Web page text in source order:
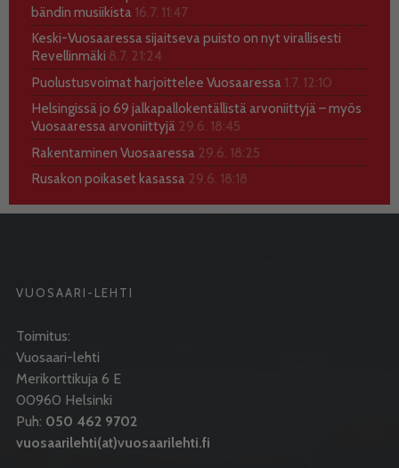
bändin musiikista 16.7. 11:47
Keski-Vuosaaressa sijaitseva puisto on nyt virallisesti
Revellinmäki 8.7. 21:24
Puolustusvoimat harjoittelee Vuosaaressa 1.7. 12:10
Helsingissä jo 69 jalkapallokentällistä arvoniittyjä – myös
Vuosaaressa arvoniittyjä 29.6. 18:45
Rakentaminen Vuosaaressa 29.6. 18:25
Rusakon poikaset kasassa 29.6. 18:18
VUOSAARI-LEHTI
Toimitus:
Vuosaari-lehti
Merikorttikuja 6 E
00960 Helsinki
Puh: 050 462 9702
vuosaarilehti(at)vuosaarilehti.fi